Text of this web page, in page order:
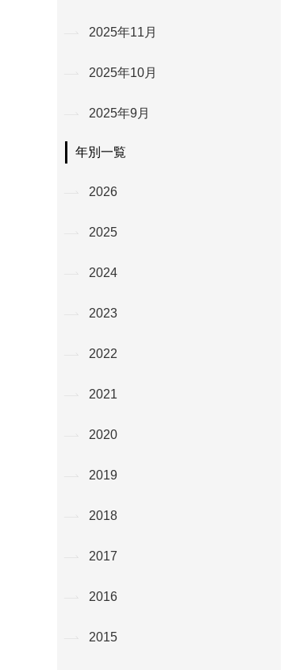
2025年11月
2025年10月
2025年9月
年別一覧
2026
2025
2024
2023
2022
2021
2020
2019
2018
2017
2016
2015